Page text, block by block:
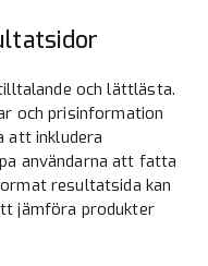
och lättlästa.
och prisinformation
att inkludera
användarna att fatta
resultatsida kan
jämföra produkter